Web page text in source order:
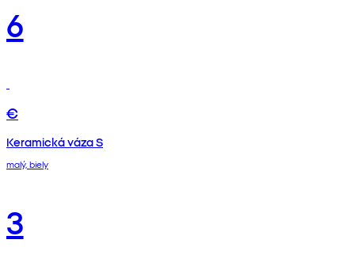
6
€
Keramická váza S
malý, biely
3